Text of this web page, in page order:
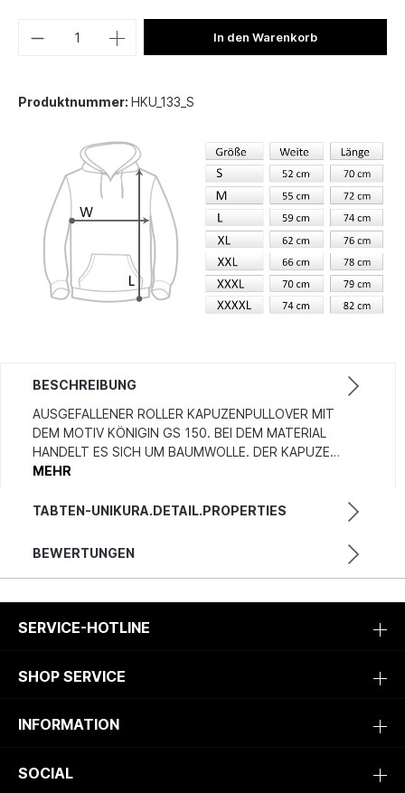
In den Warenkorb
Produktnummer: HKU_133_S
BESCHREIBUNG
AUSGEFALLENER ROLLER KAPUZENPULLOVER MIT
DEM MOTIV KÖNIGIN GS 150. BEI DEM MATERIAL
HANDELT ES SICH UM BAUMWOLLE. DER KAPUZE…
MEHR
TABTEN-UNIKURA.DETAIL.PROPERTIES
BEWERTUNGEN
SERVICE-HOTLINE
SHOP SERVICE
INFORMATION
SOCIAL